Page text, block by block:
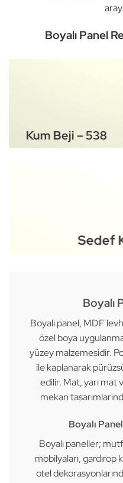
Boyalı Panel
Kum Beji – 538
Sedef
Boyalı
Boyalı panel, MDF
özel boya
yüzey malzemesidir.
ile kaplanarak
edilir. Mat, yarı mat
mekan
Boyalı
Boyalı paneller;
mobilyaları, gardırop
otel